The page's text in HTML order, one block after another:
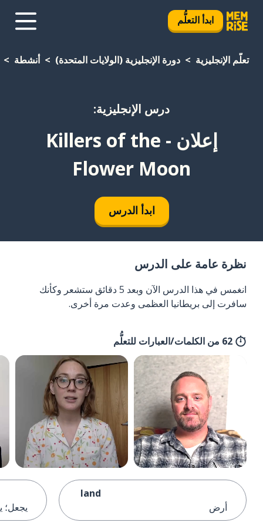
ابدأ التعلُّم
تعلَّم الإنجليزية دورة الإنجليزية (الولايات المتحدة) أنشطة
درس الإنجليزية:
إعلان - Killers of the
Flower Moon
ابدأ الدرس
نظرة عامة على الدرس
انغمس في هذا الدرس الآن وبعد 5 دقائق ستشعر وكأنك
سافرت إلى بريطانيا العظمى وعدت مرة أخرى.
62 من الكلمات/العبارات للتعلُّم
land
أرض
يجعل؛